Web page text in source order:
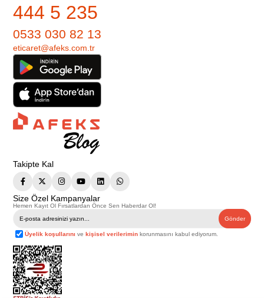
444 5 235
0533 030 82 13
eticaret@afeks.com.tr
Takipte Kal
Size Özel Kampanyalar
Hemen Kayıt Ol Fırsatlardan Önce Sen Haberdar Ol!
Gönder
Üyelik koşullarını vekişisel verilerimin korunmasını kabul ediyorum.